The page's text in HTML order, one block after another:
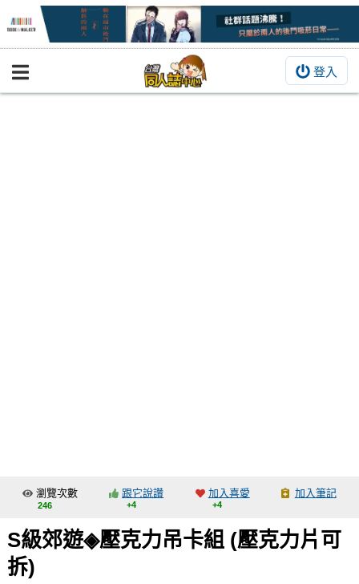
登入
BOOKY書集倉庫
交流中心
攤位轉讓區
會員功能選單
瀏覽次數
246
跟它說讚
+4
加入喜愛
+4
加入筆記
S級郊遊◈壓克力吊卡組 (壓克力片可
拆)